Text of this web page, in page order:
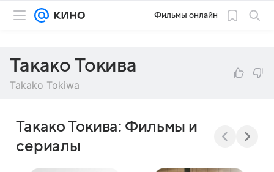
Фильмы онлайн
Такако Токива
Takako Tokiwa
Такако Токива: Фильмы и
сериалы